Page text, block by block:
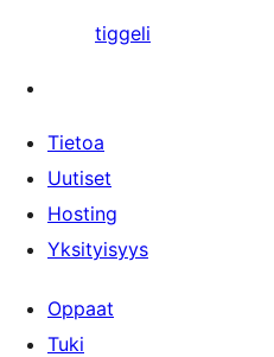
tiggeli
Tietoa
Uutiset
Hosting
Yksityisyys
Oppaat
Tuki